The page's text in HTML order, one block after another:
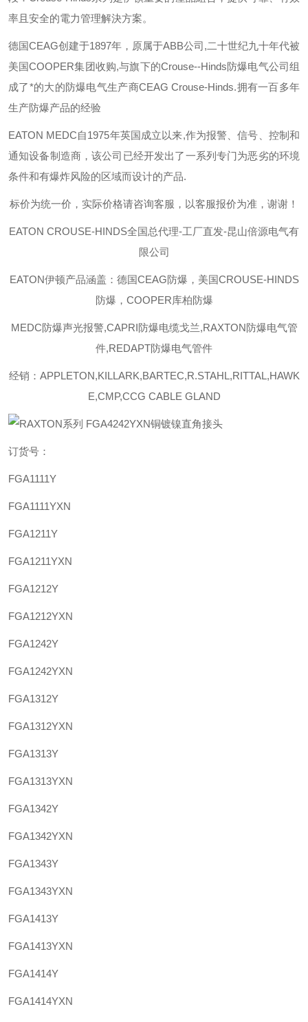
率且安全的電力管理解決方案。
德国CEAG创建于1897年，原属于ABB公司,二十世纪九十年代被
美国COOPER集团收购,与旗下的Crouse--Hinds防爆电气公司组
成了*的大的防爆电气生产商CEAG Crouse-Hinds.拥有一百多年
生产防爆产品的经验
EATON MEDC自1975年英国成立以来,作为报警、信号、控制和
通知设备制造商，该公司已经开发出了一系列专门为恶劣的环境
条件和有爆炸风险的区域而设计的产品.
标价为统一价，实际价格请咨询客服，以客服报价为准，谢谢！
EATON CROUSE-HINDS全国总代理-工厂直发-昆山倍源电气有
限公司
EATON伊顿产品涵盖：德国CEAG防爆，美国CROUSE-HINDS
防爆，COOPER库柏防爆
MEDC防爆声光报警,CAPRI防爆电缆戈兰,RAXTON防爆电气管
件,REDAPT防爆电气管件
经销：APPLETON,KILLARK,BARTEC,R.STAHL,RITTAL,HAWK
E,CMP,CCG CABLE GLAND
订货号：
FGA1111Y
FGA1111YXN
FGA1211Y
FGA1211YXN
FGA1212Y
FGA1212YXN
FGA1242Y
FGA1242YXN
FGA1312Y
FGA1312YXN
FGA1313Y
FGA1313YXN
FGA1342Y
FGA1342YXN
FGA1343Y
FGA1343YXN
FGA1413Y
FGA1413YXN
FGA1414Y
FGA1414YXN